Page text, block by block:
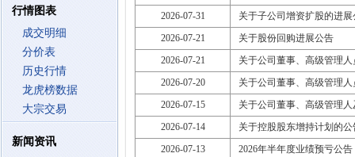
行情图表
成交明细
分价表
历史行情
龙虎榜数据
大宗交易
新闻资讯
2026-07-31
关于子公司增资扩股的进展
2026-07-21
关于股份回购进展公告
2026-07-21
关于公司董事、高级管理
2026-07-20
关于公司董事、高级管理
2026-07-15
关于公司董事、高级管理
2026-07-14
关于控股股东增持计划的公
2026-07-13
2026年半年度业绩预亏公告